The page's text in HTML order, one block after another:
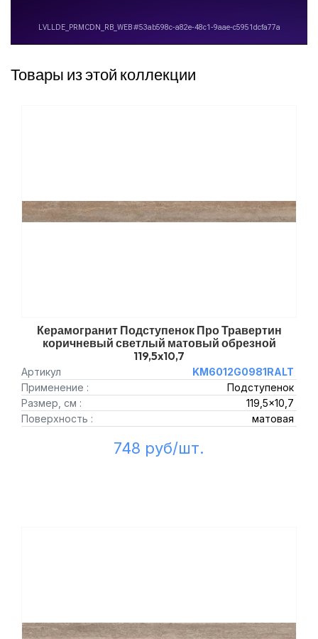
Товары из этой коллекции
Керамогранит Подступенок Про Травертин
коричневый светлый матовый обрезной
119,5x10,7
Артикул
KM6012G0981RALT
Применение :
Подступенок
Размер, см :
119,5x10,7
Поверхность :
матовая
748 руб/шт.